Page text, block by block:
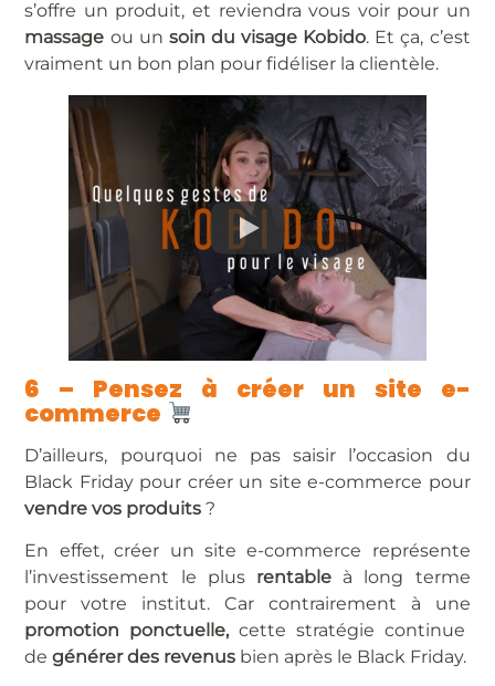
s’offre un produit, et reviendra vous voir pour un
massage ou un soin du visage Kobido. Et ça, c’est
vraiment un bon plan pour fidéliser la clientèle.
6 – Pensez à créer un site e-
commerce
D’ailleurs, pourquoi ne pas saisir l’occasion du
Black Friday pour créer un site e-commerce pour
vendre vos produits?
En effet, créer un site e-commerce représente
l’investissement le plus rentable à long terme
pour votre institut. Car contrairement à une
promotion ponctuelle,cette stratégie continue
degénérer des revenus bien après le Black Friday.